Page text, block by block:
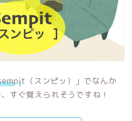
pit（スンピッ）」でなんか
すぐ覚えられそうですね！